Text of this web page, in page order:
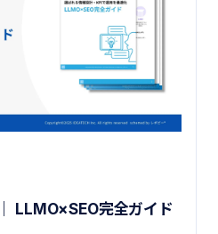
LLMO×SEO完全ガイド